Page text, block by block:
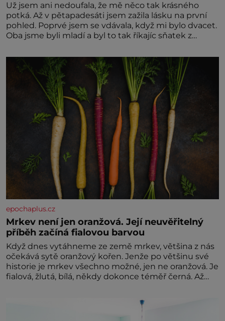
Už jsem ani nedoufala, že mě něco tak krásného
potká. Až v pětapadesáti jsem zažila lásku na první
pohled. Poprvé jsem se vdávala, když mi bylo dvacet.
Oba jsme byli mladí a byl to tak říkajíc sňatek z
zaopatřený mladý muž. Manželství nám oběma moc
nesvědčilo, brzy jsme zjistili, že
epochaplus.cz
Mrkev není jen oranžová. Její neuvěřitelný
příběh začíná fialovou barvou
Když dnes vytáhneme ze země mrkev, většina z nás
očekává sytě oranžový kořen. Jenže po většinu své
historie je mrkev všechno možné, jen ne oranžová. Je
fialová, žlutá, bílá, někdy dokonce téměř černá. Až
nedokážeme představit. Její příběh je